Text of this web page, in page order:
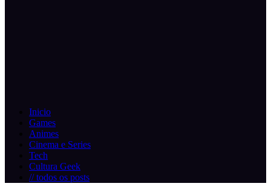
Inicio
Games
Animes
Cinema e Series
Tech
Cultura Geek
// todos os posts